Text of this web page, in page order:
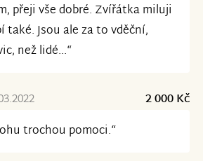
přeji vše dobré. Zvířátka miluji
také. Jsou ale za to vděční,
než lidé...“
2 000 Kč
trochou pomoci.“